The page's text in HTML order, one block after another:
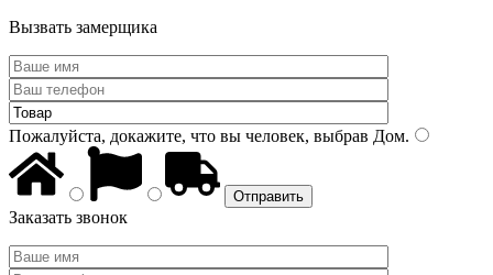
Вызвать замерщика
Пожалуйста, докажите, что вы человек, выбрав Дом.
Заказать звонок